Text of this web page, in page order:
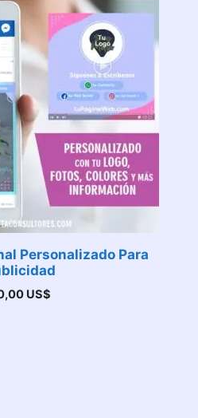
Personalizado Para
US$